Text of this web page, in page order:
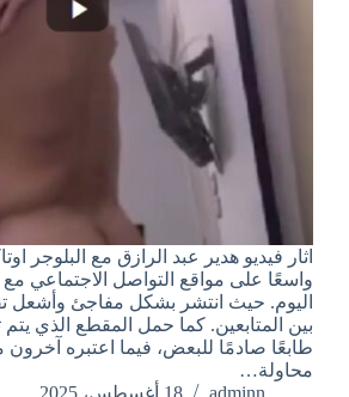
اثار فيديو هدير عبد الرازق مع البلوجر
واسعًا على مواقع التواصل الاجتماعي
اليوم. حيث انتشر بشكل مفاجئ وأشعل
بين المتابعين. كما حمل المقطع الذي يتم
طابعًا صادمًا للبعض، فيما اعتبره آخرون
محاولة…
adminn
18 أغسطس، 2025